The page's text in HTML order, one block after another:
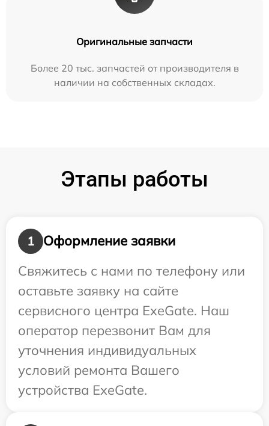
Оригинальные запчасти
Более 20 тыс. запчастей от производителя в
наличии на собственных складах.
Этапы работы
1
Оформление заявки
Свяжитесь с нами по телефону или
оставьте заявку на сайте
сервисного центра ExeGate. Наш
оператор перезвонит Вам для
уточнения индивидуальных
условий ремонта Вашего
устройства ExeGate.